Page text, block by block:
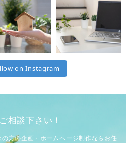
on Instagram
相談下さい！
方の企画・ホームページ制作ならお任